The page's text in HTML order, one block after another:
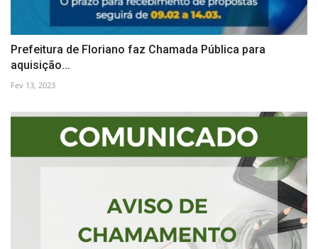
Prefeitura de Floriano faz Chamada Pública para
aquisição...
Fev 13, 2023